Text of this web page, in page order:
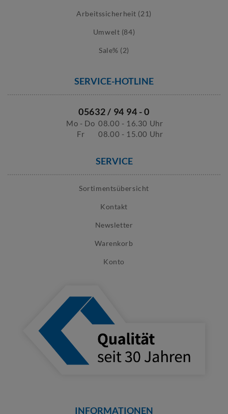
Arbeitssicherheit (21)
Umwelt (84)
Sale% (2)
SERVICE-HOTLINE
05632 / 94 94 - 0
Mo - Do 08.00 - 16.30 Uhr
Fr
08.00 - 15.00 Uhr
SERVICE
Sortimentsübersicht
Kontakt
Newsletter
Warenkorb
Konto
INFORMATIONEN